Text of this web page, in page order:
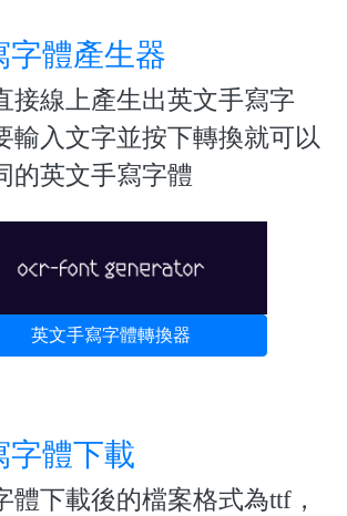
字體產生器
接線上產生出英文手寫字
輸入文字並按下轉換就可以
的英文手寫字體
英文手寫字體轉換器
字體下載
體下載後的檔案格式為ttf，